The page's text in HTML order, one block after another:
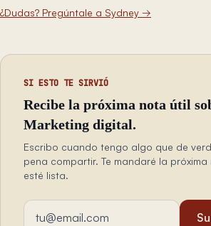
¿Dudas? Pregúntale a Sydney →
SI ESTO TE SIRVIÓ
Recibe la próxima nota útil
Marketing digital.
Escribo cuando tengo algo que de
pena compartir. Te mandaré la
esté lista.
Dirección de email